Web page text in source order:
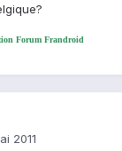
Forum Frandroid
2011